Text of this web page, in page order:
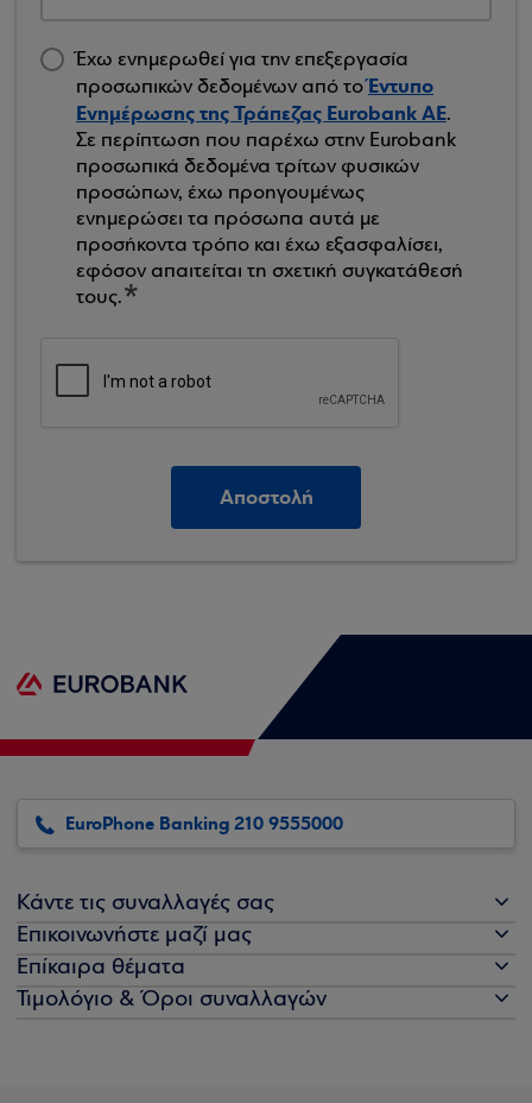
Έχω ενημερωθεί για την επεξεργασία
προσωπικών δεδομένων από τοΈντυπο
Ενημέρωσης της Τράπεζας Eurobank ΑΕ.
Σε περίπτωση που παρέχω στην Eurobank
προσωπικά δεδομένα τρίτων φυσικών
προσώπων, έχω προηγουμένως
ενημερώσει τα πρόσωπα αυτά με
προσήκοντα τρόπο και έχω εξασφαλίσει,
εφόσον απαιτείται τη σχετική συγκατάθεσή
τους.
EuroPhone Banking 210 9555000
Κάντε τις συναλλαγές σας
Επικοινωνήστε μαζί μας
Επίκαιρα θέματα
Τιμολόγιο & Όροι συναλλαγών